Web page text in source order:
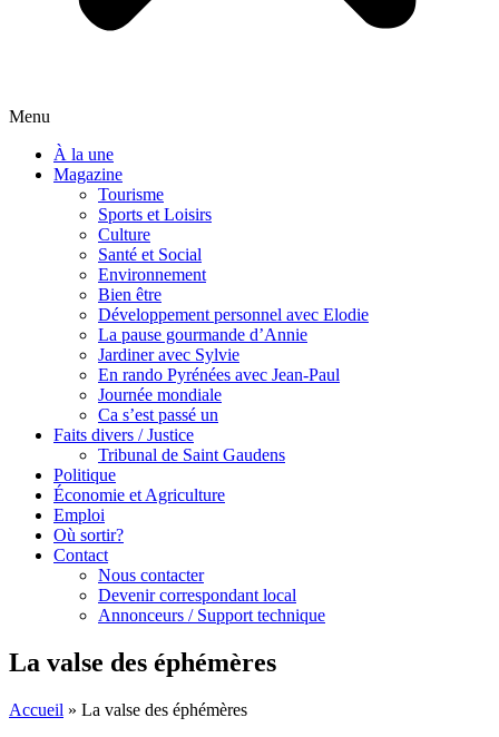
Menu
À la une
Magazine
Tourisme
Sports et Loisirs
Culture
Santé et Social
Environnement
Bien être
Développement personnel avec Elodie
La pause gourmande d’Annie
Jardiner avec Sylvie
En rando Pyrénées avec Jean-Paul
Journée mondiale
Ca s’est passé un
Faits divers / Justice
Tribunal de Saint Gaudens
Politique
Économie et Agriculture
Emploi
Où sortir?
Contact
Nous contacter
Devenir correspondant local
Annonceurs / Support technique
La valse des éphémères
Accueil » La valse des éphémères